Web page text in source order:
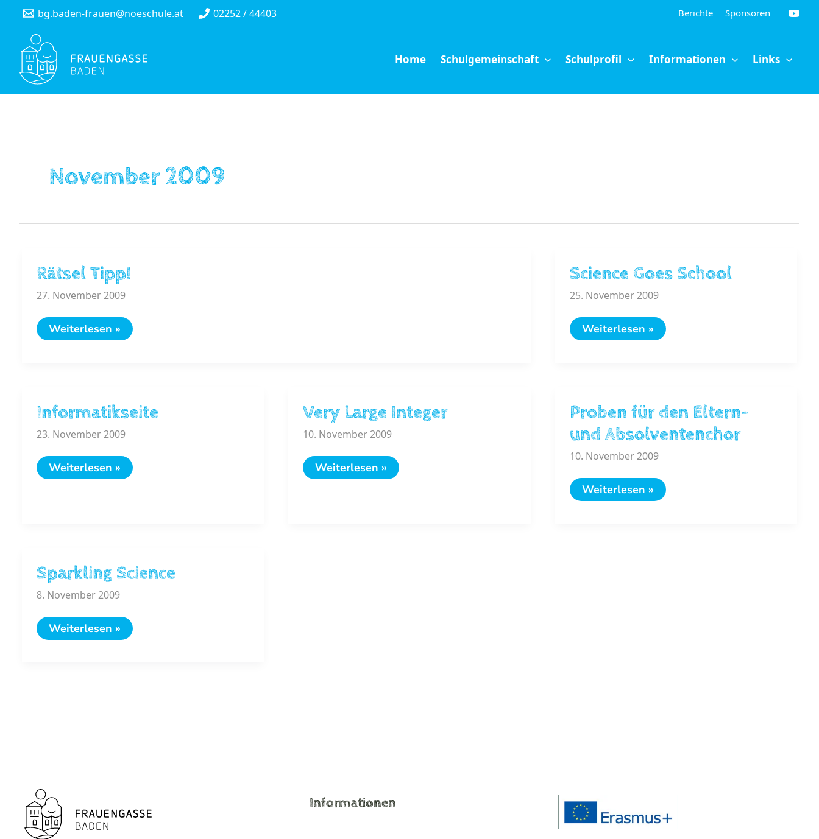
content
bg.baden-frauen@noeschule.at 02252 / 44403 Berichte Sponsoren
Home Schulgemeinschaft Schulprofil Informationen Links
November 2009
Rätsel Tipp!
27. November 2009
Rätsel
Tipp!
Weiterlesen »
Science Goes School
25. November 2009
Science
Goes
Weiterlesen »
Informatikseite
23. November 2009
Informatikseite
Weiterlesen »
Very Large Integer
10. November 2009
Very
Large
Weiterlesen »
Proben für den Eltern-
und Absolventenchor
10. November 2009
Proben
für
Weiterlesen »
Sparkling Science
8. November 2009
Sparkling
Science
Weiterlesen »
Informationen